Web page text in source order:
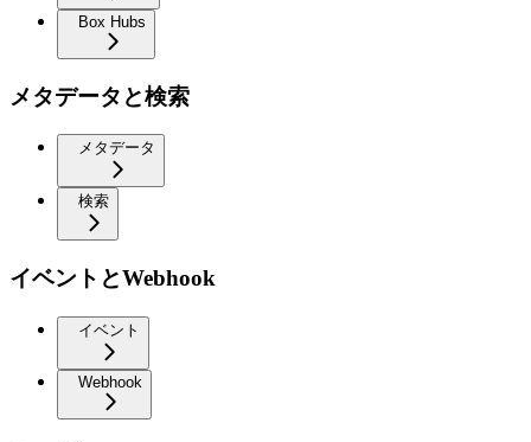
Box Hubs
メタデータと検索
メタデータ
検索
イベントとWebhook
イベント
Webhook